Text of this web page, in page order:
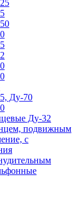
Ду-70
Ду-32
подвижным
с